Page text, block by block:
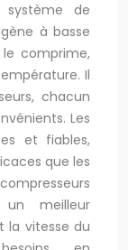
de
à basse
comprime,
Il
chacun
Les
et fiables,
que les
meilleur
la vitesse du